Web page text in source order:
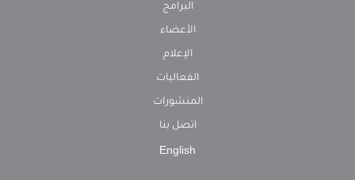
البرامج
الأعضاء
الإعلام
الفعاليات
المنشورات
اتصل بنا
English